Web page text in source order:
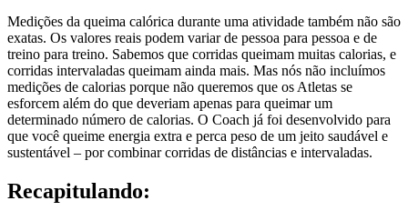
Medições da queima calórica durante uma atividade também não são
exatas. Os valores reais podem variar de pessoa para pessoa e de
treino para treino. Sabemos que corridas queimam muitas calorias, e
corridas intervaladas queimam ainda mais. Mas nós não incluímos
medições de calorias porque não queremos que os Atletas se
esforcem além do que deveriam apenas para queimar um
determinado número de calorias. O Coach já foi desenvolvido para
que você queime energia extra e perca peso de um jeito saudável e
sustentável – por combinar corridas de distâncias e intervaladas.
Recapitulando: